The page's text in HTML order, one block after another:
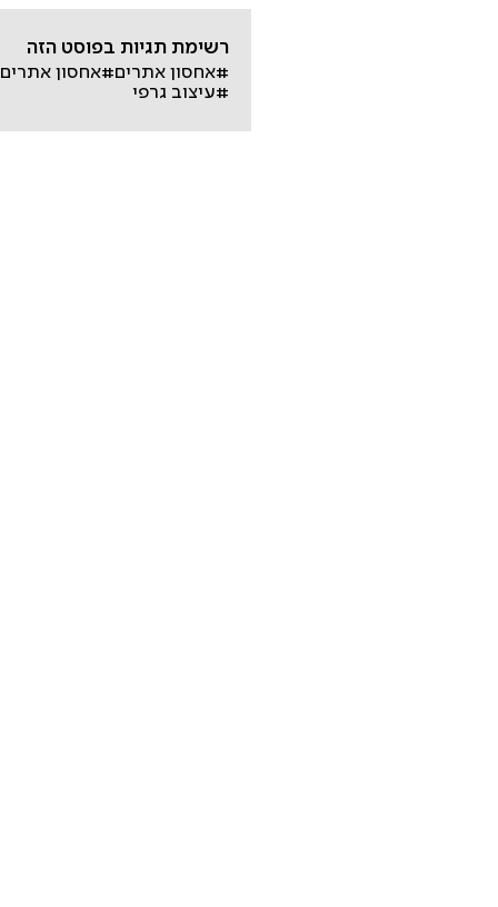
רשימת תגיות בפוסט הזה
#אחסון אתרים#אחסון
#עיצוב גרפי